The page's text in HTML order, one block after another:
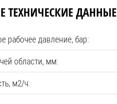
ТЕХНИЧЕСКИЕ ДАННЫЕ
рабочее давление, бар:
области, мм:
м2/ч: